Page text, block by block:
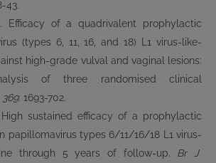
43.
Efficacy of a quadrivalent prophylactic
(types 6, 11, 16, and 18) L1 virus-like-
high-grade vulval and vaginal lesions:
of three randomised clinical
369: 1693-702.
sustained efficacy of a prophylactic
papillomavirus types 6/11/16/18 L1 virus-
through 5 years of follow-up. Br J